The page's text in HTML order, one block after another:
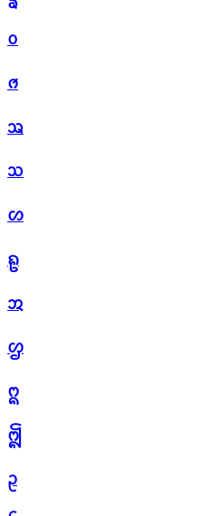
ᩅ
ᩆ
ᩇ
ᩈ
ᩉ
ᩊ
ᩋ
ᩌ
ᩍ
ᩎ
ᩏ